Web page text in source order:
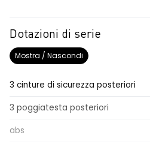
Dotazioni di serie
Mostra / Nascondi
3 cinture di sicurezza posteriori
3 poggiatesta posteriori
abs